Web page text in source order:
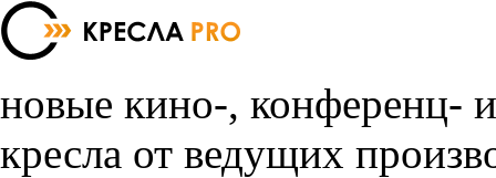
новые кино-, конференц-
кресла от ведущих